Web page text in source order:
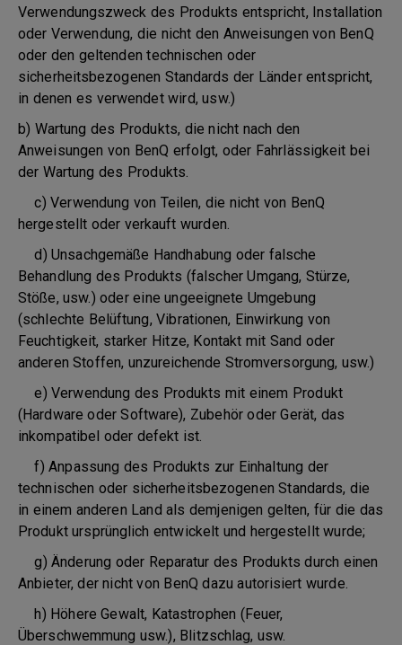
Verwendungszweck des Produkts entspricht, Installation
oder Verwendung, die nicht den Anweisungen von BenQ
oder den geltenden technischen oder
sicherheitsbezogenen Standards der Länder entspricht,
in denen es verwendet wird, usw.)
b) Wartung des Produkts, die nicht nach den
Anweisungen von BenQ erfolgt, oder Fahrlässigkeit bei
der Wartung des Produkts.
c) Verwendung von Teilen, die nicht von BenQ
hergestellt oder verkauft wurden.
d) Unsachgemäße Handhabung oder falsche
Behandlung des Produkts (falscher Umgang, Stürze,
Stöße, usw.) oder eine ungeeignete Umgebung
(schlechte Belüftung, Vibrationen, Einwirkung von
Feuchtigkeit, starker Hitze, Kontakt mit Sand oder
anderen Stoffen, unzureichende Stromversorgung, usw.)
e) Verwendung des Produkts mit einem Produkt
(Hardware oder Software), Zubehör oder Gerät, das
inkompatibel oder defekt ist.
f) Anpassung des Produkts zur Einhaltung der
technischen oder sicherheitsbezogenen Standards, die
in einem anderen Land als demjenigen gelten, für die das
Produkt ursprünglich entwickelt und hergestellt wurde;
g) Änderung oder Reparatur des Produkts durch einen
Anbieter, der nicht von BenQ dazu autorisiert wurde.
h) Höhere Gewalt, Katastrophen (Feuer,
Überschwemmung usw.), Blitzschlag, usw.